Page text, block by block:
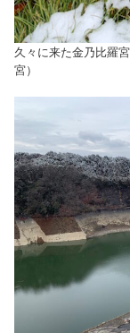
久々に来た金乃比羅
宮）